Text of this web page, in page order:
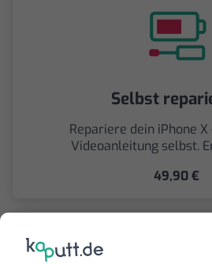
Selbst
Repariere dein iPhone
Videoanleitung selbst.
49,90 €